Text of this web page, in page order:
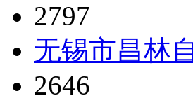
2797
无锡市昌林
2646